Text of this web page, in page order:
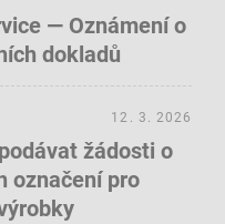
— Oznámení o
dokladů
žádosti o
označení pro
12. 3. 2026